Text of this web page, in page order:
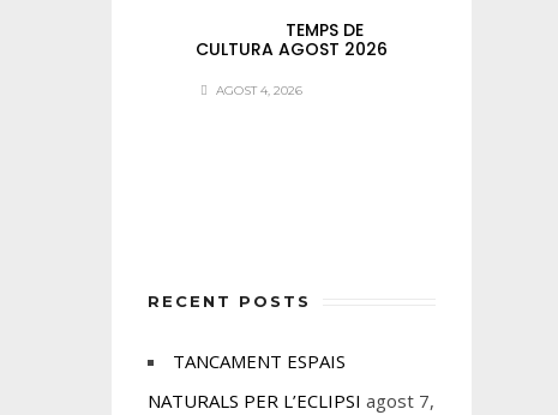
TEMPS DE
CULTURA AGOST 2026
AGOST 4, 2026
RECENT POSTS
TANCAMENT ESPAIS
NATURALS PER L’ECLIPSI agost 7,